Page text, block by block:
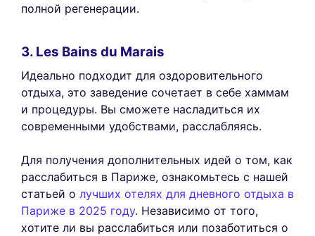
полной регенерации.
3. Les Bains du Marais
Идеально подходит для оздоровительного
отдыха, это заведение сочетает в себе хаммам
и процедуры. Вы сможете насладиться их
современными удобствами, расслабляясь.
Для получения дополнительных идей о том, как
расслабиться в Париже, ознакомьтесь с нашей
статьей о лучших отелях для дневного отдыха в
Париже в 2025 году. Независимо от того,
хотите ли вы расслабиться или позаботиться о